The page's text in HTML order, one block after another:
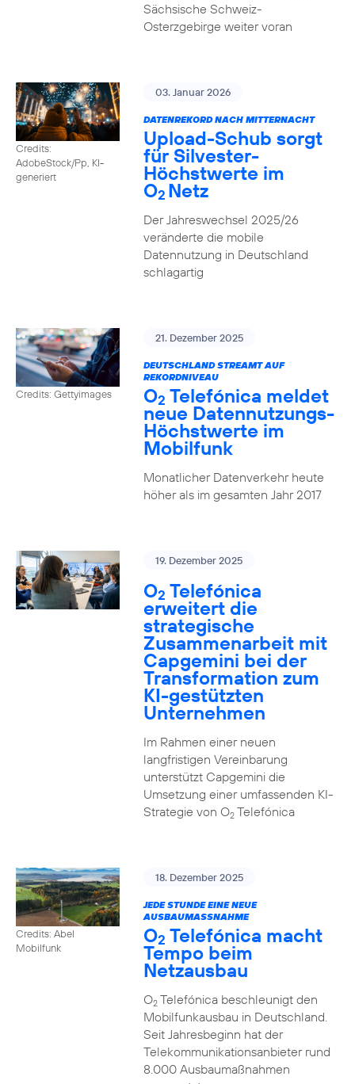
Sächsische Schweiz-
Osterzgebirge weiter voran
Credits:
AdobeStock/Pp, KI-
generiert
03. Januar 2026
DATENREKORD NACH MITTERNACHT
Upload-Schub sorgt
für Silvester-
Höchstwerte im
O2 Netz
Der Jahreswechsel 2025/26
veränderte die mobile
Datennutzung in Deutschland
schlagartig
Credits: Gettyimages
21. Dezember 2025
DEUTSCHLAND STREAMT AUF
REKORDNIVEAU
O2 Telefónica meldet
neue Datennutzungs-
Höchstwerte im
Mobilfunk
Monatlicher Datenverkehr heute
höher als im gesamten Jahr 2017
19. Dezember 2025
O2 Telefónica
erweitert die
strategische
Zusammenarbeit mit
Capgemini bei der
Transformation zum
KI-gestützten
Unternehmen
Im Rahmen einer neuen
langfristigen Vereinbarung
unterstützt Capgemini die
Umsetzung einer umfassenden KI-
Strategie von O2Telefónica
Credits: Abel
Mobilfunk
18. Dezember 2025
JEDE STUNDE EINE NEUE
AUSBAUMASSNAHME
O2 Telefónica macht
Tempo beim
Netzausbau
O2Telefónica beschleunigt den
Mobilfunkausbau in Deutschland.
Seit Jahresbeginn hat der
Telekommunikationsanbieter rund
8.000 Ausbaumaßnahmen